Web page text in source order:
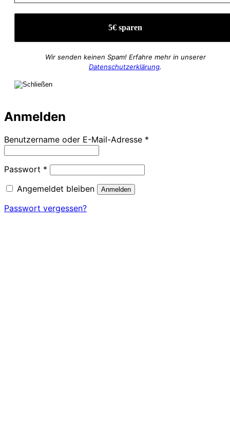
Wir senden keinen Spam! Erfahre mehr in unserer
Datenschutzerklärung.
Anmelden
Benutzername oder E-Mail-Adresse *
Passwort * Erforderlich
Angemeldet bleiben
Anmelden
Passwort vergessen?